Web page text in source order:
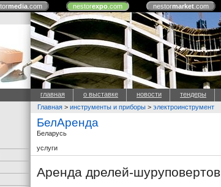
media.com nestorexpo.com nestormarket.com
главная о выставке новости тендеры
Главная > инструменты и приборы > электроинструмент
БелАренда
Беларусь
услуги
Аренда дрелей-шуруповертов